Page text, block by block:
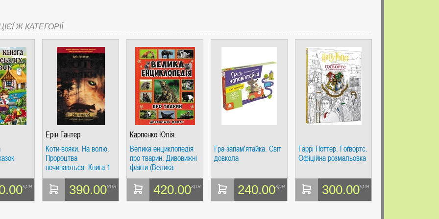
Ж КАТЕГОРІЇ
грн
Ерін Гантер
Коти-вояки. На волю.
Пророцтва
починаються. Книга 1
390.00грн
Карпенко Юлія.
Велика енциклопедія
про тварин. Дивовижні
факти (Велика
енциклопедія)
420.00грн
Гра-запам'ятайка. Світ
довкола
240.00грн
Гаррі Поттер. Гоґвортс.
Офіційна розмальовка
300.00грн